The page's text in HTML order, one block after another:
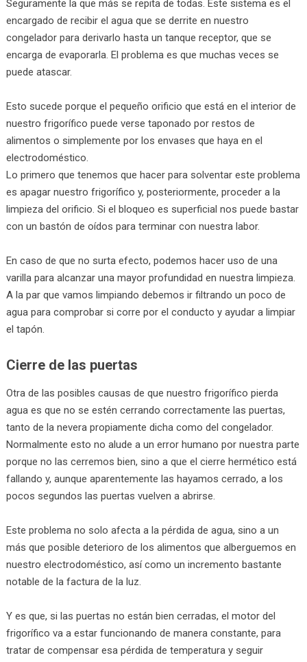
Seguramente la que más se repita de todas. Este sistema es el
encargado de recibir el agua que se derrite en nuestro
congelador para derivarlo hasta un tanque receptor, que se
encarga de evaporarla. El problema es que muchas veces se
puede atascar.
Esto sucede porque el pequeño orificio que está en el interior de
nuestro frigorífico puede verse taponado por restos de
alimentos o simplemente por los envases que haya en el
electrodoméstico.
Lo primero que tenemos que hacer para solventar este problema
es apagar nuestro frigorífico y, posteriormente, proceder a la
limpieza del orificio. Si el bloqueo es superficial nos puede bastar
con un bastón de oídos para terminar con nuestra labor.
En caso de que no surta efecto, podemos hacer uso de una
varilla para alcanzar una mayor profundidad en nuestra limpieza.
A la par que vamos limpiando debemos ir filtrando un poco de
agua para comprobar si corre por el conducto y ayudar a limpiar
el tapón.
Cierre de las puertas
Otra de las posibles causas de que nuestro frigorífico pierda
agua es que no se estén cerrando correctamente las puertas,
tanto de la nevera propiamente dicha como del congelador.
Normalmente esto no alude a un error humano por nuestra parte
porque no las cerremos bien, sino a que el cierre hermético está
fallando y, aunque aparentemente las hayamos cerrado, a los
pocos segundos las puertas vuelven a abrirse.
Este problema no solo afecta a la pérdida de agua, sino a un
más que posible deterioro de los alimentos que alberguemos en
nuestro electrodoméstico, así como un incremento bastante
notable de la factura de la luz.
Y es que, si las puertas no están bien cerradas, el motor del
frigorífico va a estar funcionando de manera constante, para
tratar de compensar esa pérdida de temperatura y seguir